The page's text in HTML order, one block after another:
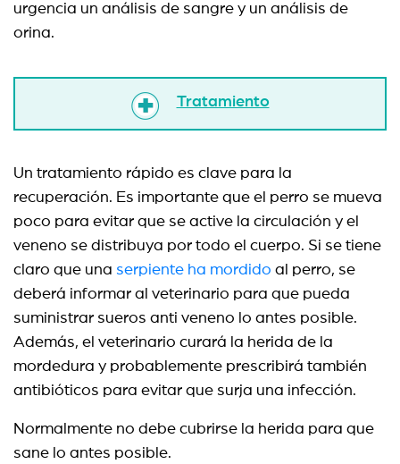
urgencia un análisis de sangre y un análisis de
orina.
Tratamiento
Un tratamiento rápido es clave para la
recuperación. Es importante que el perro se mueva
poco para evitar que se active la circulación y el
veneno se distribuya por todo el cuerpo. Si se tiene
claro que una serpiente ha mordido al perro, se
deberá informar al veterinario para que pueda
suministrar sueros anti veneno lo antes posible.
Además, el veterinario curará la herida de la
mordedura y probablemente prescribirá también
antibióticos para evitar que surja una infección.
Normalmente no debe cubrirse la herida para que
sane lo antes posible.